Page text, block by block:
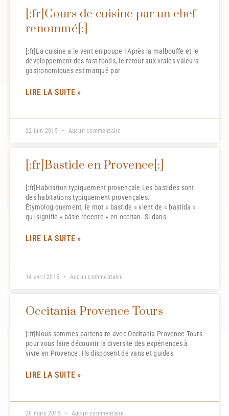
[:fr]Cours de cuisine par un chef
renommé[:]
[:fr]La cuisine a le vent en poupe ! Après la malbouffe et le
développement des fast-foods, le retour aux vraies valeurs
gastronomiques est marqué par
LIRE LA SUITE »
22 juin 2015 Aucun commentaire
[:fr]Bastide en Provence[:]
[:fr]Habitation typiquement provençale Les bastides sont
des habitations typiquement provençales.
Étymologiquement, le mot « bastide » vient de « bastida »
qui signifie « bâtie récente » en occitan. Si dans
LIRE LA SUITE »
14 avril 2015 Aucun commentaire
Occitania Provence Tours
[:fr]Nous sommes partenaire avec Occitania Provence Tours
pour vous faire découvrir la diversité des expériences à
vivre en Provence. Ils disposent de vans et guides
LIRE LA SUITE »
20 mars 2015 Aucun commentaire